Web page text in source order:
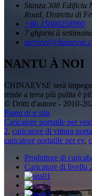
Stanza 308 Edificiu
Road, Distrettu di
+86 15000258990
7 ghjorni à
NANTU À NOI
CHINAEVSE serà
rende a terra più pulita è
© Dritti d'autore - 2010-
Pianu di u situ
Caricatore portatile per
2, caricatore di vittura
caricatore portatile per ev,
Produttore di
Caricatore di livellu